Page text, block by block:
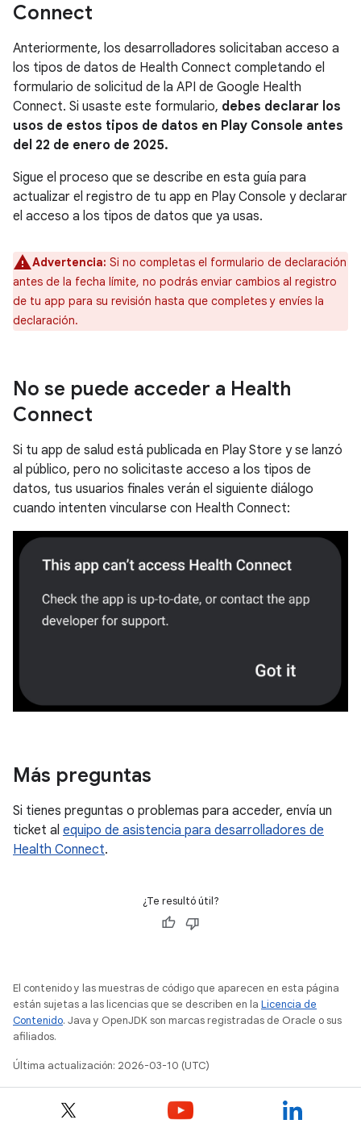
Connect
Anteriormente, los desarrolladores solicitaban acceso a
los tipos de datos de Health Connect completando el
formulario de solicitud de la API de Google Health
Connect. Si usaste este formulario, debes declarar los
usos de estos tipos de datos en Play Console antes
del 22 de enero de 2025.
Sigue el proceso que se describe en esta guía para
actualizar el registro de tu app en Play Console y declarar
el acceso a los tipos de datos que ya usas.
Advertencia: Si no completas el formulario de declaración
antes de la fecha límite, no podrás enviar cambios al registro
de tu app para su revisión hasta que completes y envíes la
declaración.
No se puede acceder a Health
Connect
Si tu app de salud está publicada en Play Store y se lanzó
al público, pero no solicitaste acceso a los tipos de
datos, tus usuarios finales verán el siguiente diálogo
cuando intenten vincularse con Health Connect:
Más preguntas
Si tienes preguntas o problemas para acceder, envía un
ticket al equipo de asistencia para desarrolladores de
Health Connect.
¿Te resultó útil?
El contenido y las muestras de código que aparecen en esta página
están sujetas a las licencias que se describen en la Licencia de
Contenido. Java y OpenJDK son marcas registradas de Oracle o sus
afiliados.
Última actualización: 2026-03-10 (UTC)